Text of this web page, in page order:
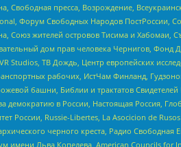
пресса, Возрождение,
Форум Свободных Народов ПостРоссии,
Союз жителей островов Тисима и
дом прав человека Чернигов, Фонд
Studios, ТВ Дождь, Центр европейских
рабочих, ИстЧам Финланд,
башни, Библии и трактатов
в России, Настоящая Россия,
Russie-Libertes, La Asocicion de
черного креста, Радио Свободная
Льва Копелева, American Councils for